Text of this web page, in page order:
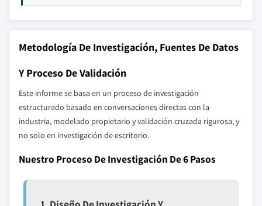
Metodología De Investigación, Fuentes De Datos
Y Proceso De Validación
Este informe se basa en un proceso de investigación
estructurado basado en conversaciones directas con la
industria, modelado propietario y validación cruzada rigurosa, y
no solo en investigación de escritorio.
Nuestro Proceso De Investigación De 6 Pasos